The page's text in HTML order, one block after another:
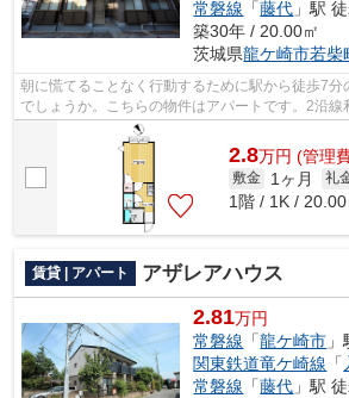
常磐線 「藤代 」駅
築30年 / 20.00㎡
茨城県龍ケ崎市若柴
朝に慌てることなく行動するために駅から徒歩7分
でしょうか。こちらの物件はアパートです。2沿線
の良い物件です。アパートマンション館...
2.8万円 (管理
敷金 1ヶ月 礼
1階 / 1K / 20.00
賃貸 | アパート アザレアハウス
2.81万円
常磐線 「龍ケ崎市
関東鉄道竜ケ崎線 「
常磐線 「藤代 」駅